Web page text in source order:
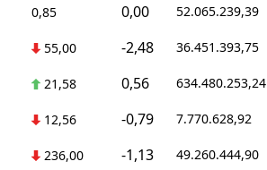
0,85 0,00 52.065.239,39
55,00 -2,48 36.451.393,75
21,58 0,56 634.480.253,24
12,56 -0,79 7.770.628,92
236,00 -1,13 49.260.444,90